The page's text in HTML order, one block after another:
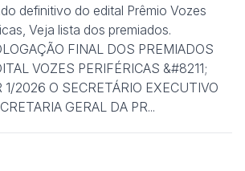
definitivo do edital Prêmio Vozes
Veja lista dos premiados.
FINAL DOS PREMIADOS
VOZES PERIFÉRICAS &#8211;
1/2026 O SECRETÁRIO EXECUTIVO
GERAL DA PR...